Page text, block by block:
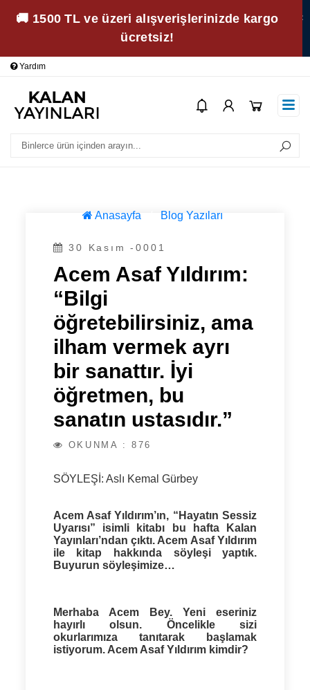
🚚 1500 TL ve üzeri alışverişlerinizde kargo
ücretsiz!
Yardım
Anasayfa
Blog Yazıları
30 Kasım -0001
Acem Asaf Yıldırım:
“Bilgi
öğretebilirsiniz, ama
ilham vermek ayrı
bir sanattır. İyi
öğretmen, bu
sanatın ustasıdır.”
OKUNMA : 876
SÖYLEŞİ: Aslı Kemal Gürbey
Acem Asaf Yıldırım’ın, “Hayatın Sessiz
Uyarısı” isimli kitabı bu hafta Kalan
Yayınları’ndan çıktı. Acem Asaf Yıldırım
ile kitap hakkında söyleşi yaptık.
Buyurun söyleşimize…
Merhaba Acem Bey. Yeni eseriniz
hayırlı olsun. Öncelikle sizi
okurlarımıza tanıtarak başlamak
istiyorum. Acem Asaf Yıldırım kimdir?